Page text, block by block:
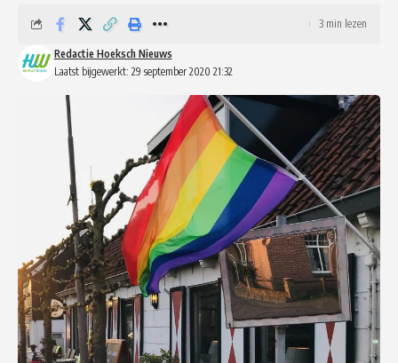
Laatst bijgewerkt: 29 september 2020 21:32
Redactie Hoeksch Nieuws
3 min lezen